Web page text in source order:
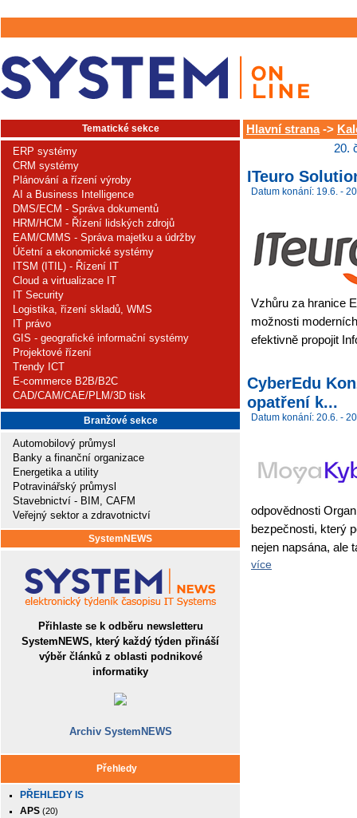
Tematické sekce
ERP systémy
CRM systémy
Plánování a řízení výroby
AI a Business Intelligence
DMS/ECM - Správa dokumentů
HRM/HCM - Řízení lidských zdrojů
EAM/CMMS - Správa majetku a údržby
Účetní a ekonomické systémy
ITSM (ITIL) - Řízení IT
Cloud a virtualizace IT
IT Security
Logistika, řízení skladů, WMS
IT právo
GIS - geografické informační systémy
Projektové řízení
Trendy ICT
E-commerce B2B/B2C
CAD/CAM/CAE/PLM/3D tisk
Branžové sekce
Automobilový průmysl
Banky a finanční organizace
Energetika a utility
Potravinářský průmysl
Stavebnictví - BIM, CAFM
Veřejný sektor a zdravotnictví
SystemNEWS
Přihlaste se k odběru newsletteru
SystemNEWS, který každý týden přináší
výběr článků z oblasti podnikové
informatiky
Archiv SystemNEWS
Přehledy
PŘEHLEDY IS
APS (20)
Hlavní strana->
20.
ITeuro
Datum konání: 19.6. -
Vzhůru za hranice
možnosti
efektivně propojit
CyberEdu
opatření k...
Datum konání: 20.6. -
odpovědnosti
bezpečnosti, který
nejen napsána, ale
více